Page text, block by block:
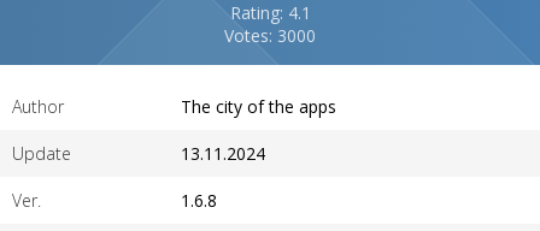
Rating: 4.1
Votes: 3000
Author The city of the apps
Update 13.11.2024
Ver. 1.6.8